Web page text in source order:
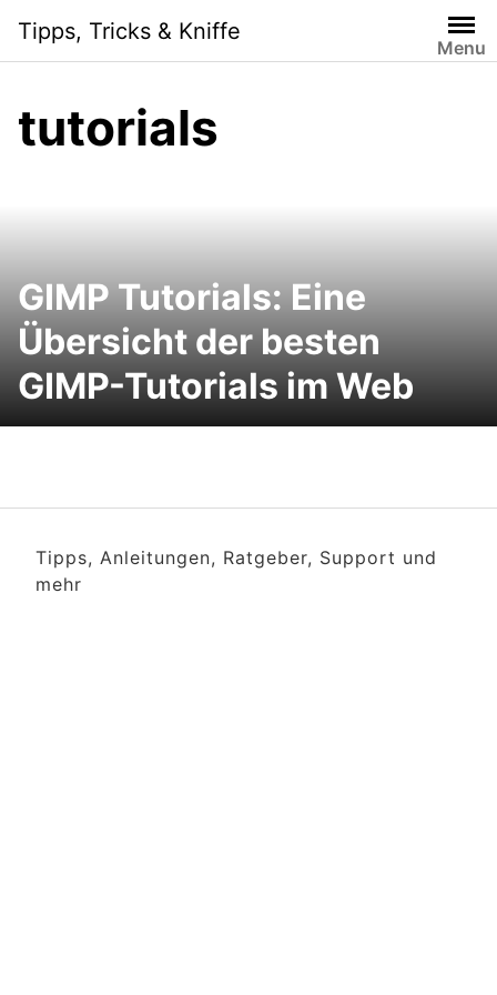
content
Tipps, Tricks & Kniffe
Menu
tutorials
GIMP Tutorials: Eine
Übersicht der besten
GIMP-Tutorials im Web
Tipps, Anleitungen, Ratgeber, Support und
mehr